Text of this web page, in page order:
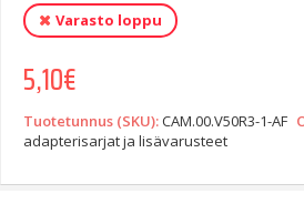
Varasto loppu
5,10€
Tuotetunnus (SKU):CAM.00.V50R3-1-AF
adapterisarjat ja lisävarusteet